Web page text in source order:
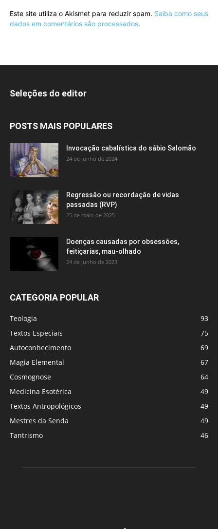
Este site utiliza o Akismet para reduzir spam. Saiba como seus
dados em comentários são processados.
Seleções do editor
POSTS MAIS POPULARES
Invocação cabalística do sábio Salomão
24 de junho de 2024
Regressão ou recordação de vidas
passadas (RVP)
25 de maio de 2025
Doenças causadas por obsessões,
feitiçarias, mau-olhado
24 de junho de 2023
CATEGORIA POPULAR
Teologia
93
Textos Especiais
75
Autoconhecimento
69
Magia Elemental
67
Cosmognose
64
Medicina Esotérica
49
Textos Antropológicos
49
Mestres da Senda
49
Tantrismo
46